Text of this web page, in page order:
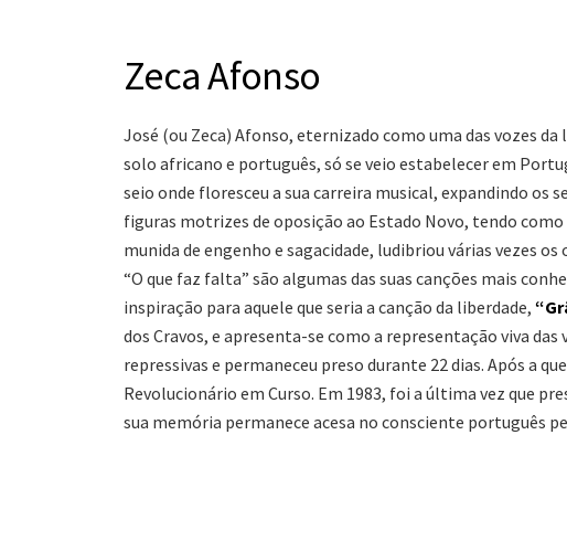
Zeca Afonso
José (ou Zeca) Afonso, eternizado como uma das vozes
solo africano e português, só se veio estabelecer em
seio onde floresceu a sua carreira musical, expandindo
figuras motrizes de oposição ao Estado Novo, tendo
munida de engenho e sagacidade, ludibriou várias vezes
“O que faz falta” são algumas das suas canções mais
inspiração para aquele que seria a canção da liberdade,
dos Cravos, e apresenta-se como a representação viva
repressivas e permaneceu preso durante 22 dias. Após a
Revolucionário em Curso. Em 1983, foi a última vez que
sua memória permanece acesa no consciente português